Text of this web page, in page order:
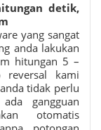
detik,
yang sangat
anda lakukan
hitungan 5 –
kami
tidak perlu
gangguan
otomatis